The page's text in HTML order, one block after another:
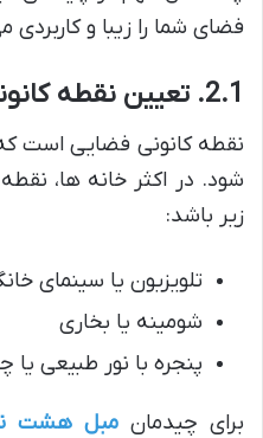
فضای شما را زیبا و کاربردی
2.1. تعیین نقطه کانونی
نقطه کانونی فضایی است
شود. در اکثر خانه ها،
زیر باشد:
تلویزیون یا سینمای
شومینه یا بخاری
پنجره با نور طبیعی یا
برای چیدمانمبل هشت